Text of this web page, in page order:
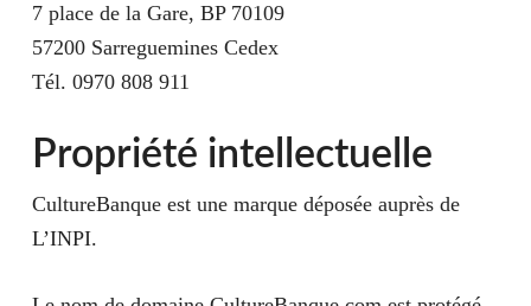
7 place de la Gare, BP 70109
57200 Sarreguemines Cedex
Tél. 0970 808 911
Propriété intellectuelle
CultureBanque est une marque déposée auprès de
L’INPI.